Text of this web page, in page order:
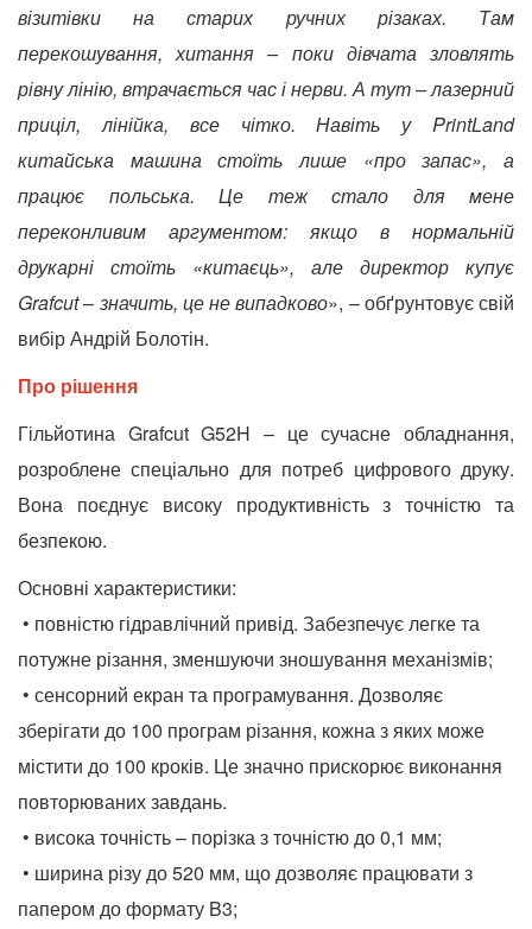
візитівки на старих ручних різаках. Там
перекошування, хитання – поки дівчата зловлять
рівну лінію, втрачається час і нерви. А тут – лазерний
приціл, лінійка, все чітко. Навіть у PrintLand
китайська машина стоїть лише «про запас», а
працює польська. Це теж стало для мене
переконливим аргументом: якщо в нормальній
друкарні стоїть «китаєць», але директор купує
Grafcut – значить, це не випадково», – обґрунтовує свій
вибір Андрій Болотін.
Про рішення
Гільйотина Grafcut G52H – це сучасне обладнання,
розроблене спеціально для потреб цифрового друку.
Вона поєднує високу продуктивність з точністю та
безпекою.
Основні характеристики:
• повністю гідравлічний привід. Забезпечує легке та
потужне різання, зменшуючи зношування механізмів;
• сенсорний екран та програмування. Дозволяє
зберігати до 100 програм різання, кожна з яких може
містити до 100 кроків. Це значно прискорює виконання
повторюваних завдань.
• висока точність – порізка з точністю до 0,1 мм;
• ширина різу до 520 мм, що дозволяє працювати з
папером до формату B3;